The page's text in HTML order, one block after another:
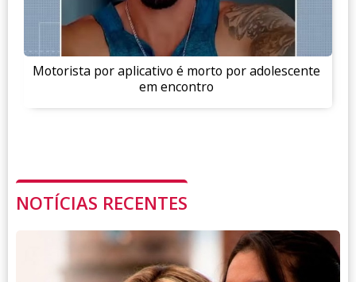
Motorista por aplicativo é morto por adolescente
em encontro
NOTÍCIAS RECENTES